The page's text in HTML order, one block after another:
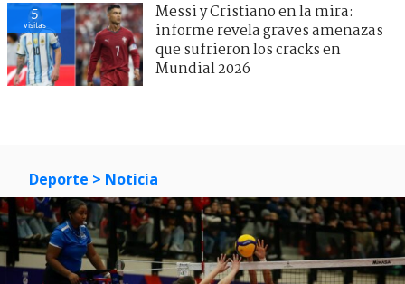
5
visitas
Messi y Cristiano en la mira:
informe revela graves amenazas
que sufrieron los cracks en
Mundial 2026
Deporte > Noticia